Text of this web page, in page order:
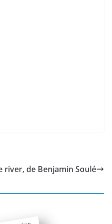
de Benjamin Soulé